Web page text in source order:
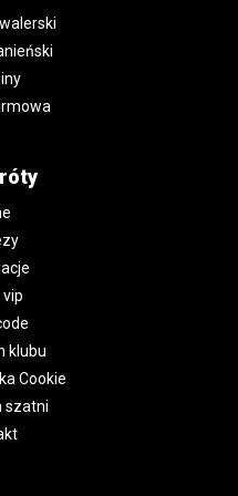
klubu
Cookie
szatni